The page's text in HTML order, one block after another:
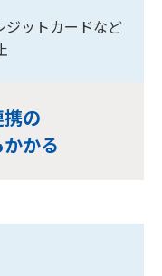
ジットカードなど
の
かる